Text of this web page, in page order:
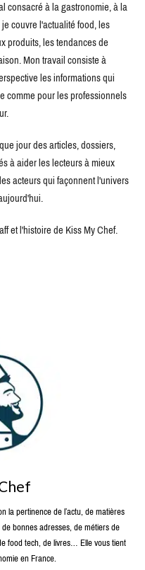
consacré à la gastronomie, à la
couvre l'actualité food, les
produits, les tendances de
Mon travail consiste à
les informations qui
comme pour les professionnels
jour des articles, dossiers,
à aider les lecteurs à mieux
acteurs qui façonnent l'univers
et l'histoire de Kiss My Chef.
la pertinence de l’actu, de matières
bonnes adresses, de métiers de
food tech, de livres… Elle vous tient
en France.